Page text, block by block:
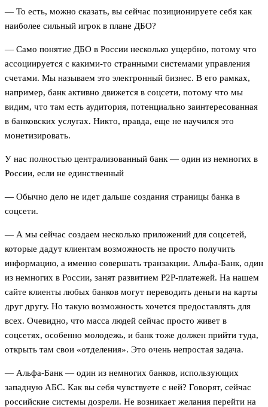
— То есть, можно сказать, вы сейчас позиционируете себя как
наиболее сильный игрок в плане ДБО?
— Само понятие ДБО в России несколько ущербно, потому что
ассоциируется с какими-то странными системами управления
счетами. Мы называем это электронный бизнес. В его рамках,
например, банк активно движется в соцсети, потому что мы
видим, что там есть аудитория, потенциально заинтересованная
в банковских услугах. Никто, правда, еще не научился это
монетизировать.
У нас полностью централизованный банк — один из немногих в
России, если не единственный
— Обычно дело не идет дальше создания страницы банка в
соцсети.
— А мы сейчас создаем несколько приложений для соцсетей,
которые дадут клиентам возможность не просто получить
информацию, а именно совершать транзакции. Альфа-Банк, один
из немногих в России, занят развитием P2P-платежей. На нашем
сайте клиенты любых банков могут переводить деньги на карты
друг другу. Но такую возможность хочется предоставлять для
всех. Очевидно, что масса людей сейчас просто живет в
соцсетях, особенно молодежь, и банк тоже должен прийти туда,
открыть там свои «отделения». Это очень непростая задача.
— Альфа-Банк — один из немногих банков, использующих
западную АБС. Как вы себя чувствуете с ней? Говорят, сейчас
российские системы дозрели. Не возникает желания перейти на